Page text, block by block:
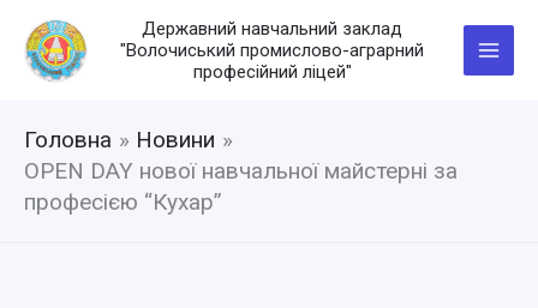
вмісту
Державний навчальний заклад
"Волочиський промислово-аграрний
професійний ліцей"
Головна
Новини
OPEN DAY нової навчальної майстерні за
професією “Кухар”